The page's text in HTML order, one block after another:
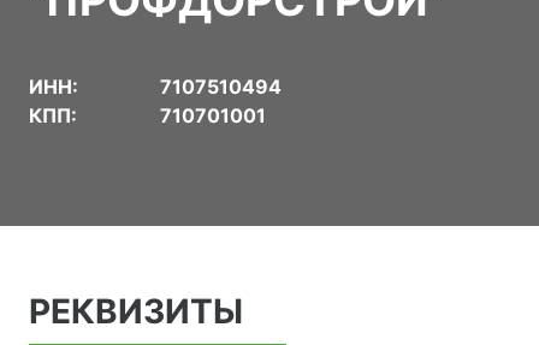
ИНН:
7107510494
КПП:
710701001
РЕКВИЗИТЫ